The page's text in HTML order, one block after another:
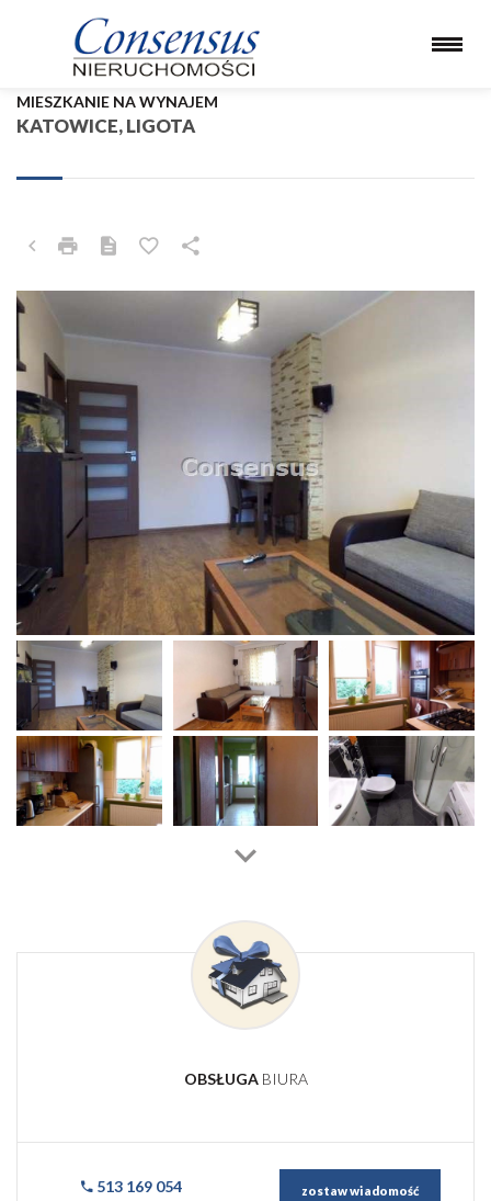
KATOWICE, LIGOTA
MIESZKANIE NA WYNAJEM
OBSŁUGA BIURA
513 169 054 zostaw wiadomość